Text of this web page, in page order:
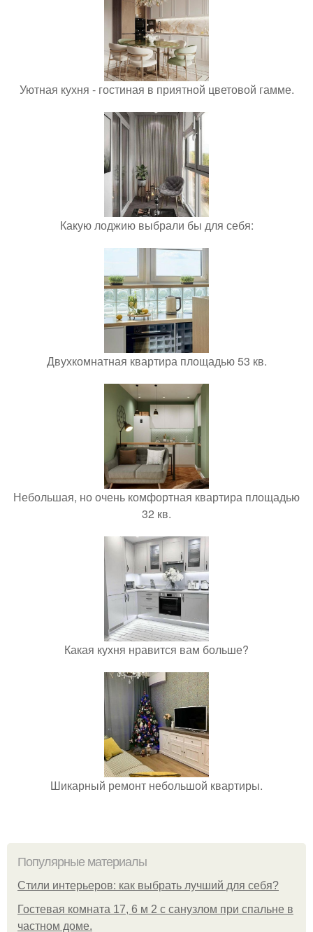
Уютная кухня - гостиная в приятной цветовой гамме.
Какую лоджию выбрали бы для себя:
Двухкомнатная квартира площадью 53 кв.
Небольшая, но очень комфортная квартира площадью
32 кв.
Какая кухня нравится вам больше?
Шикарный ремонт небольшой квартиры.
Популярные материалы
Стили интерьеров: как выбрать лучший для себя?
Гостевая комната 17, 6 м 2 с санузлом при спальне в
частном доме.